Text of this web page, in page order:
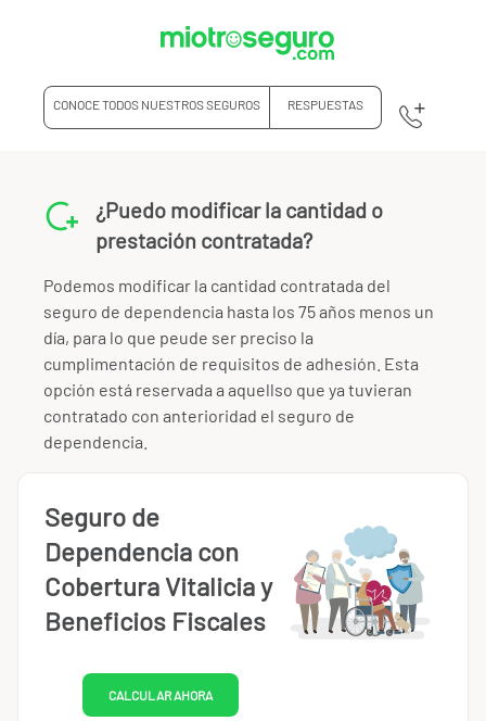
CONOCE TODOS NUESTROS SEGUROS RESPUESTAS
¿Puedo modificar la cantidad o
prestación contratada?
Podemos modificar la cantidad contratada del
seguro de dependencia hasta los 75 años menos un
día, para lo que peude ser preciso la
cumplimentación de requisitos de adhesión. Esta
opción está reservada a aquellso que ya tuvieran
contratado con anterioridad el seguro de
dependencia.
Seguro de
Dependencia con
Cobertura Vitalicia y
Beneficios Fiscales
CALCULAR AHORA